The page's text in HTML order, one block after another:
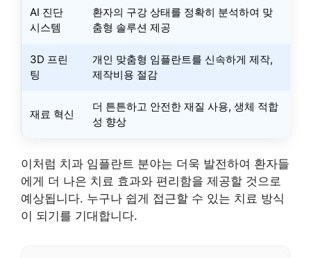
AI 진단
시스템
환자의 구강 상태를 정확히 분석하여 맞
춤형 솔루션 제공
3D 프린
팅
개인 맞춤형 임플란트를 신속하게 제작,
제작비용 절감
재료 혁신
더 튼튼하고 안전한 재질 사용, 생체 적합
성 향상
이처럼 치과 임플란트 분야는 더욱 발전하여 환자들
에게 더 나은 치료 효과와 편리함을 제공할 것으로
예상됩니다. 누구나 쉽게 접근할 수 있는 치료 방식
이 되기를 기대합니다.